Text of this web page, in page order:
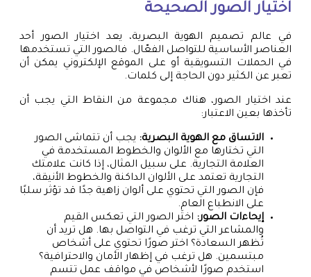
اختيار الصور الصحيحة
في عالم تصميم الهوية البصرية، يعد اختيار الصور أحد
العناصر الأساسية للتواصل الفعّال. فالصور التي تستخدمها
في الحملات التسويقية أو على الموقع الإلكتروني يمكن أن
تعبر عن الكثير دون الحاجة إلى كلمات.
عند اختيار الصور، هناك مجموعة من النقاط التي يجب أن
تأخذها بعين الاعتبار:
الاتساق مع الهوية البصرية: يجب أن تتماشى الصور
التي تختارها مع الألوان والخطوط المستخدمة في
العلامة التجارية. على سبيل المثال، إذا كانت علامتك
التجارية تعتمد على الألوان الداكنة والخطوط الأنيقة،
فإن الصور التي تحتوي على ألوان زاهية جدًا قد تؤثر سلبًا
على الانطباع العام.
إيحاءات الصور: اختَر الصور التي تعكس القيم
والمشاعر التي ترغب في التواصل بها. هل تريد أن
تُظهر السعادة؟ اختر صورًا تحتوي على أشخاص
مبتسمين. هل ترغب في إظهار الأمان والاحترافية؟
استخدم صورًا لأشخاص في مواقف عمل تتسم